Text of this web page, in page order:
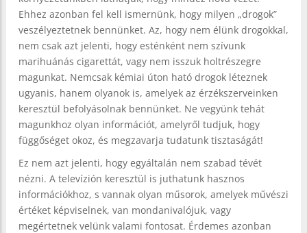
Ehhez azonban fel kell ismernünk, hogy milyen „drogok”
veszélyeztetnek bennünket. Az, hogy nem élünk drogokkal,
nem csak azt jelenti, hogy esténként nem szívunk
marihuánás cigarettát, vagy nem isszuk holtrészegre
magunkat. Nemcsak kémiai úton ható drogok léteznek
ugyanis, hanem olyanok is, amelyek az érzékszerveinken
keresztül befolyásolnak bennünket. Ne vegyünk tehát
magunkhoz olyan információt, amelyről tudjuk, hogy
függőséget okoz, és megzavarja tudatunk tisztaságát!
Ez nem azt jelenti, hogy egyáltalán nem szabad tévét
nézni. A televízión keresztül is juthatunk hasznos
információkhoz, s vannak olyan műsorok, amelyek művészi
értéket képviselnek, van mondanivalójuk, vagy
megértetnek velünk valami fontosat. Érdemes azonban